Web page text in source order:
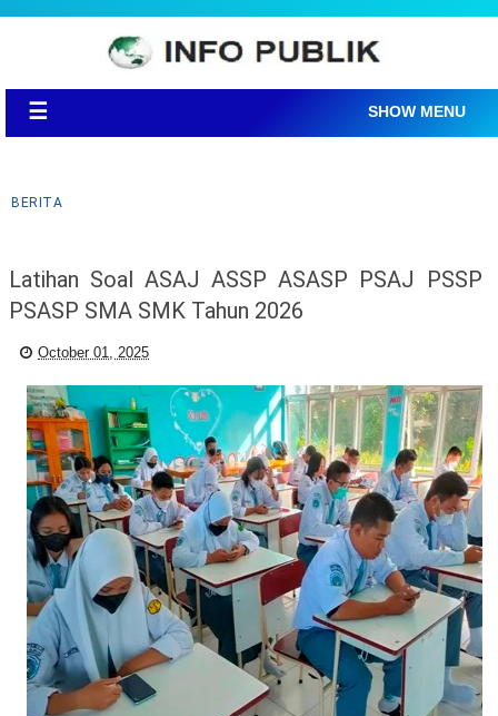
☰ SHOW MENU
BERITA
Latihan Soal ASAJ ASSP ASASP PSAJ PSSP
PSASP SMA SMK Tahun 2026
October 01, 2025